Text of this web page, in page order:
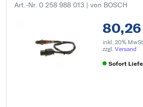
Art.-Nr. 0 258 988 013 | von BOSCH
inkl. 20%
zzgl. Versand
Sofort